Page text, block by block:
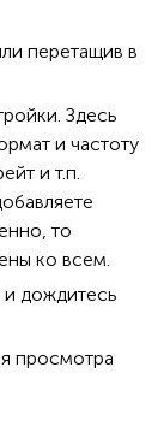
перетащив в
Здесь
и частоту
и т.п.
то
ко всем.
дождитесь
просмотра